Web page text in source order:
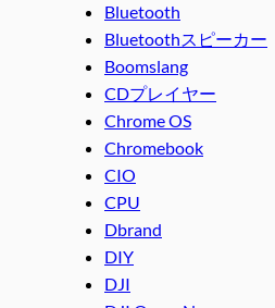
Bluetooth
Bluetoothスピーカー
Boomslang
CDプレイヤー
Chrome OS
Chromebook
CIO
CPU
Dbrand
DIY
DJI